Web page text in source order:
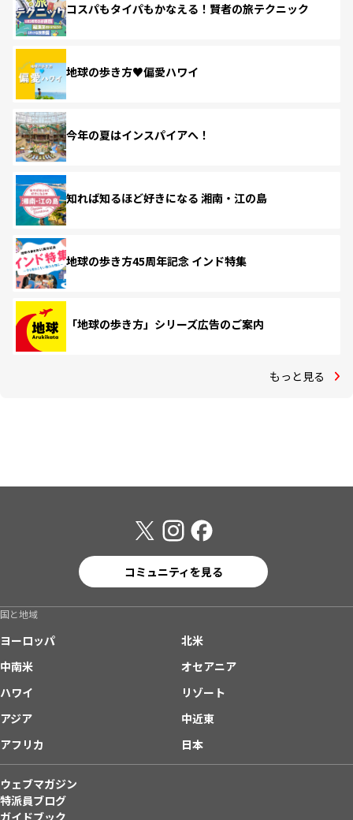
コスパもタイパもかなえる！賢者の旅テクニック
地球の歩き方♥偏愛ハワイ
今年の夏はインスパイアへ！
知れば知るほど好きになる 湘南・江の島
地球の歩き方45周年記念 インド特集
「地球の歩き方」シリーズ広告のご案内
もっと見る
コミュニティを見る
国と地域
ヨーロッパ
北米
中南米
オセアニア
ハワイ
リゾート
アジア
中近東
アフリカ
日本
ウェブマガジン
特派員ブログ
ガイドブック